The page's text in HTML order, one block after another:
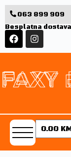
063 899 909
Besplatna
0.00